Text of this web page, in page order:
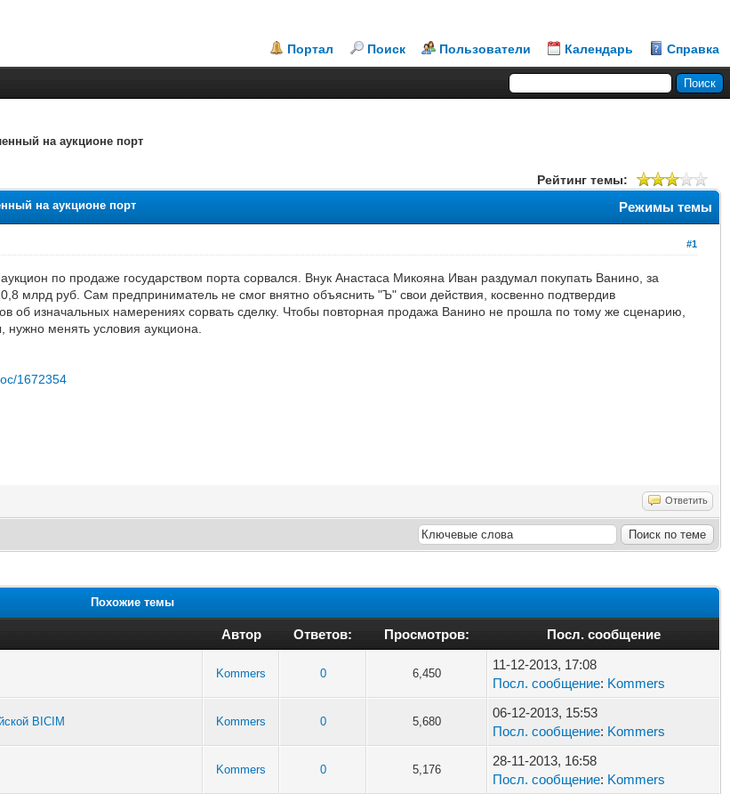
Портал Поиск Пользователи Календарь Справка
на аукционе порт
Рейтинг темы:
Режимы темы
на аукционе порт
#1
по продаже государством порта сорвался. Внук Анастаса Микояна Иван раздумал покупать Ванино, за
млрд руб. Сам предприниматель не смог внятно объяснить "Ъ" свои действия, косвенно подтвердив
об изначальных намерениях сорвать сделку. Чтобы повторная продажа Ванино не прошла по тому же сценарию,
менять условия аукциона.
1672354
Ответить
Похожие темы
Автор Ответов: Просмотров: Посл. сообщение
Kommers 0 6,450
11-12-2013, 17:08
Посл. сообщение: Kommers
BICIM Kommers 0 5,680
06-12-2013, 15:53
Посл. сообщение: Kommers
Kommers 0 5,176
28-11-2013, 16:58
Посл. сообщение: Kommers